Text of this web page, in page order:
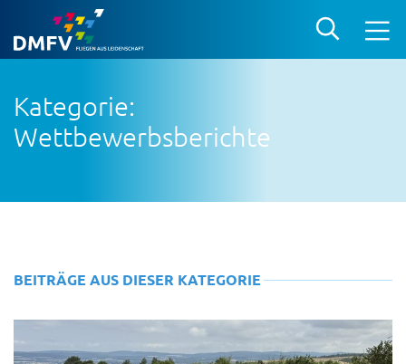
Kategorie:
Wettbewerbsberichte
BEITRÄGE AUS DIESER KATEGORIE